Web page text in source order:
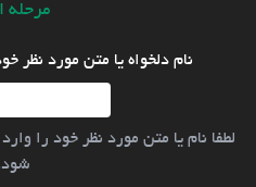
مرحله
نام دلخواه یا متن مورد نظر
لطفا نام یا متن مورد نظر خود را